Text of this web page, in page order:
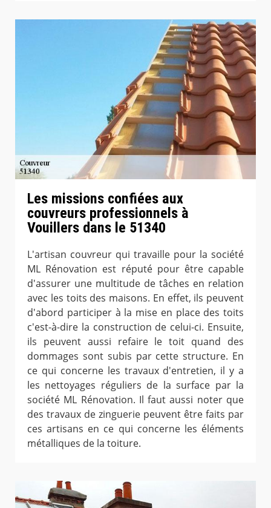
Les missions confiées aux
couvreurs professionnels à
Vouillers dans le 51340
L'artisan couvreur qui travaille pour la société
ML Rénovation est réputé pour être capable
d'assurer une multitude de tâches en relation
avec les toits des maisons. En effet, ils peuvent
d'abord participer à la mise en place des toits
c'est-à-dire la construction de celui-ci. Ensuite,
ils peuvent aussi refaire le toit quand des
dommages sont subis par cette structure. En
ce qui concerne les travaux d'entretien, il y a
les nettoyages réguliers de la surface par la
société ML Rénovation. Il faut aussi noter que
des travaux de zinguerie peuvent être faits par
ces artisans en ce qui concerne les éléments
métalliques de la toiture.